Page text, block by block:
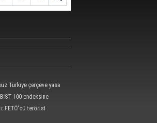
Türkiye çerçeve yasa
100 endeksine
FETÖ'cü terörist